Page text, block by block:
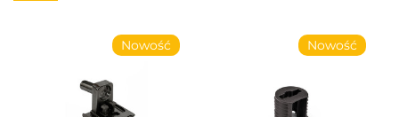
Nowość Nowość